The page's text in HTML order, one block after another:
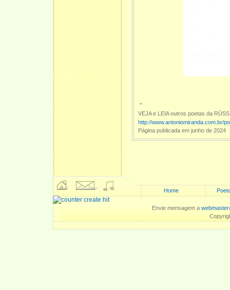
*
VEJA e LEIA outros poetas da
http://www.antoniomiranda.com.br/
Página publicada em junho de 2024
Home
Envie mensagem a